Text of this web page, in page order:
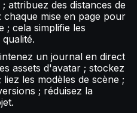
attribuez des distances de
chaque mise en page pour
; cela simplifie les
un journal en direct
assets d'avatar ; stockez
les modèles de scène ;
; réduisez la